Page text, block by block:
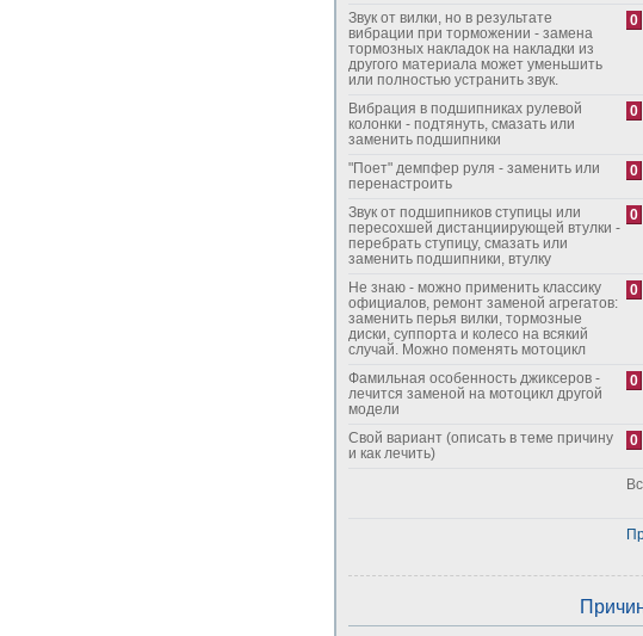
Звук от вилки, но в результате
вибрации при торможении - замена
тормозных накладок на накладки из
другого материала может уменьшить
или полностью устранить звук.
0
Вибрация в подшипниках рулевой
колонки - подтянуть, смазать или
заменить подшипники
0
"Поет" демпфер руля - заменить или
перенастроить
0
Звук от подшипников ступицы или
пересохшей дистанциирующей втулки -
перебрать ступицу, смазать или
заменить подшипники, втулку
0
Не знаю - можно применить классику
официалов, ремонт заменой агрегатов:
заменить перья вилки, тормозные
диски, суппорта и колесо на всякий
случай. Можно поменять мотоцикл
0
Фамильная особенность джиксеров -
лечится заменой на мотоцикл другой
модели
0
Свой вариант (описать в теме причину
и как лечить)
0